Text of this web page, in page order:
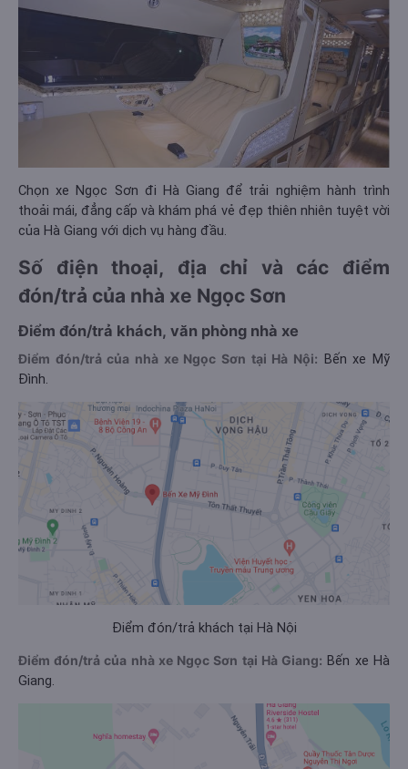
Chọn xe Ngọc Sơn đi Hà Giang để trải nghiệm hành trình
thoải mái, đẳng cấp và khám phá vẻ đẹp thiên nhiên tuyệt vời
của Hà Giang với dịch vụ hàng đầu.
Số điện thoại, địa chỉ và các điểm
đón/trả của nhà xe Ngọc Sơn
Điểm đón/trả khách, văn phòng nhà xe
Điểm đón/trả của nhà xe Ngọc Sơn tại Hà Nội: Bến xe Mỹ
Đình.
Điểm đón/trả khách tại Hà Nội
Điểm đón/trả của nhà xe Ngọc Sơn tại Hà Giang: Bến xe Hà
Giang.